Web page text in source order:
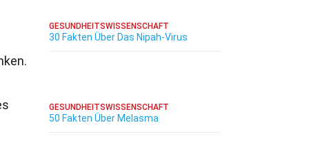
GESUNDHEITSWISSENSCHAFT
30 Fakten Über Das Nipah-Virus
GESUNDHEITSWISSENSCHAFT
50 Fakten Über Melasma